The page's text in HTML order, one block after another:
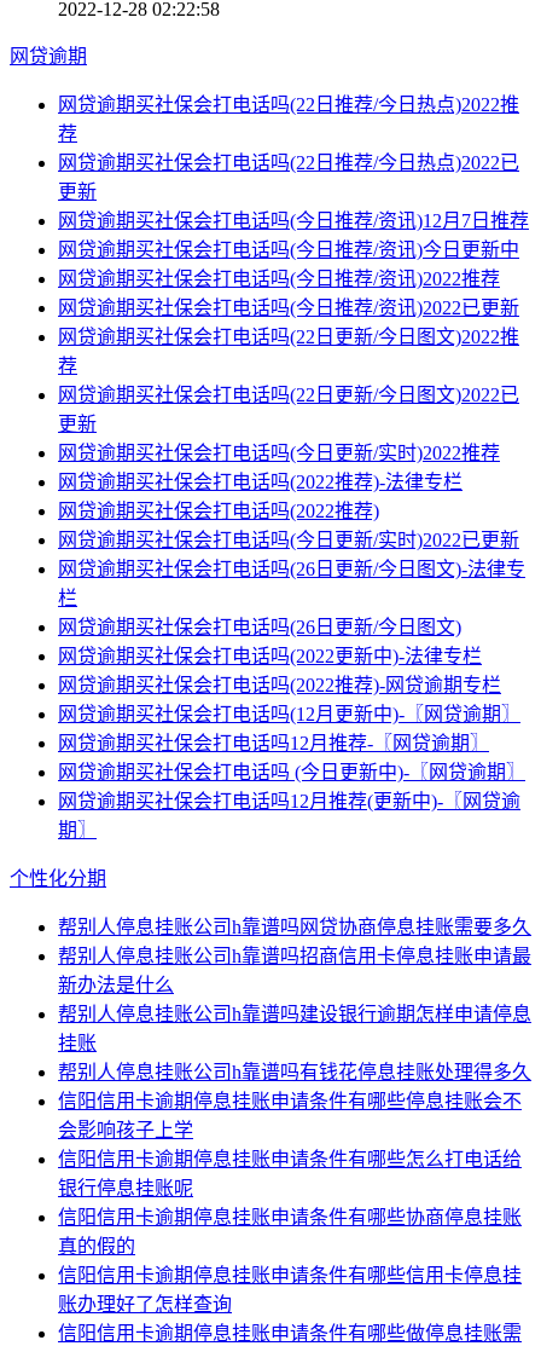
2022-12-28 02:22:58
网贷逾期
网贷逾期买社保会打电话吗(22日推荐/今日热点)2022推
荐
网贷逾期买社保会打电话吗(22日推荐/今日热点)2022已
更新
网贷逾期买社保会打电话吗(今日推荐/资讯)12月7日推荐
网贷逾期买社保会打电话吗(今日推荐/资讯)今日更新中
网贷逾期买社保会打电话吗(今日推荐/资讯)2022推荐
网贷逾期买社保会打电话吗(今日推荐/资讯)2022已更新
网贷逾期买社保会打电话吗(22日更新/今日图文)2022推
荐
网贷逾期买社保会打电话吗(22日更新/今日图文)2022已
更新
网贷逾期买社保会打电话吗(今日更新/实时)2022推荐
网贷逾期买社保会打电话吗(2022推荐)-法律专栏
网贷逾期买社保会打电话吗(2022推荐)
网贷逾期买社保会打电话吗(今日更新/实时)2022已更新
网贷逾期买社保会打电话吗(26日更新/今日图文)-法律专
栏
网贷逾期买社保会打电话吗(26日更新/今日图文)
网贷逾期买社保会打电话吗(2022更新中)-法律专栏
网贷逾期买社保会打电话吗(2022推荐)-网贷逾期专栏
网贷逾期买社保会打电话吗(12月更新中)-〖网贷逾期〗
网贷逾期买社保会打电话吗12月推荐-〖网贷逾期〗
网贷逾期买社保会打电话吗 (今日更新中)-〖网贷逾期〗
网贷逾期买社保会打电话吗12月推荐(更新中)-〖网贷逾
期〗
个性化分期
帮别人停息挂账公司h靠谱吗网贷协商停息挂账需要多久
帮别人停息挂账公司h靠谱吗招商信用卡停息挂账申请最
新办法是什么
帮别人停息挂账公司h靠谱吗建设银行逾期怎样申请停息
挂账
帮别人停息挂账公司h靠谱吗有钱花停息挂账处理得多久
信阳信用卡逾期停息挂账申请条件有哪些停息挂账会不
会影响孩子上学
信阳信用卡逾期停息挂账申请条件有哪些怎么打电话给
银行停息挂账呢
信阳信用卡逾期停息挂账申请条件有哪些协商停息挂账
真的假的
信阳信用卡逾期停息挂账申请条件有哪些信用卡停息挂
账办理好了怎样查询
信阳信用卡逾期停息挂账申请条件有哪些做停息挂账需